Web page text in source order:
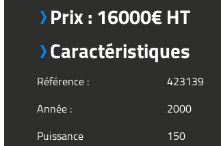
Prix : 16000€ HT
Caractéristiques
Référence :
423139
Année :
2000
Puissance
150